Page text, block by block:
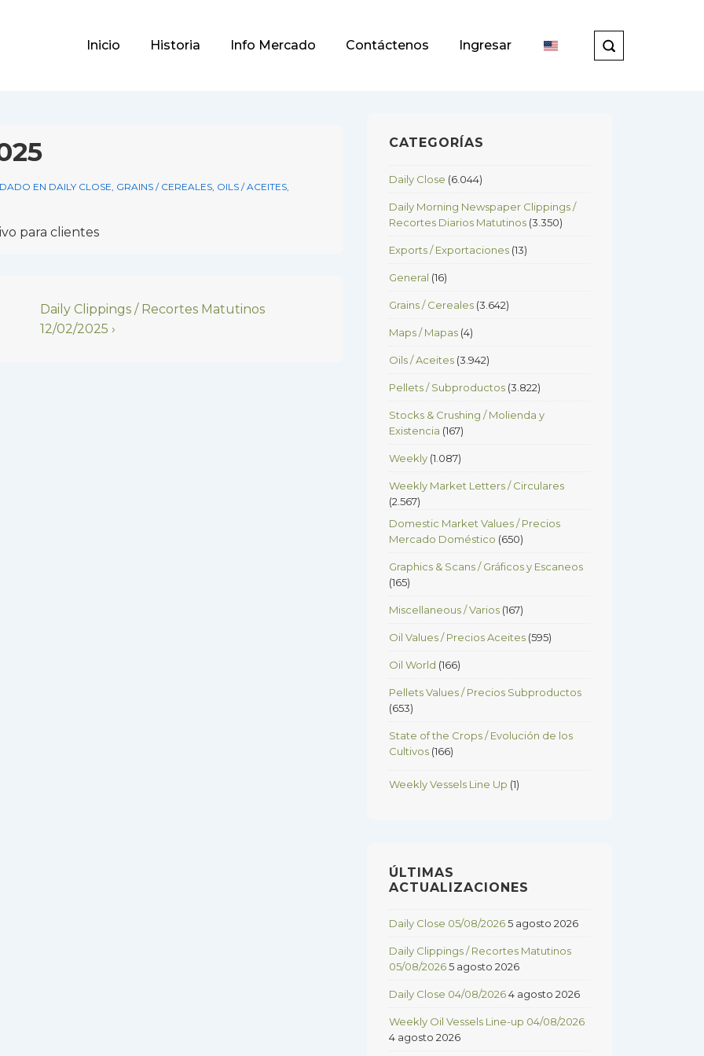
Main
Inicio Historia Info Mercado Contáctenos Ingresar
EN DAILY CLOSE, GRAINS / CEREALES, OILS / ACEITES,
para clientes
Next
Post
Daily Clippings / Recortes Matutinos
12/02/2025 ›
CATEGORÍAS
Daily Close (6.044)
Daily Morning Newspaper Clippings /
Recortes Diarios Matutinos (3.350)
Exports / Exportaciones (13)
General (16)
Grains / Cereales (3.642)
Maps / Mapas (4)
Oils / Aceites (3.942)
Pellets / Subproductos (3.822)
Stocks & Crushing / Molienda y
Existencia (167)
Weekly (1.087)
Weekly Market Letters / Circulares
(2.567)
Domestic Market Values / Precios
Mercado Doméstico (650)
Graphics & Scans / Gráficos y Escaneos
(165)
Miscellaneous / Varios (167)
Oil Values / Precios Aceites (595)
Oil World (166)
Pellets Values / Precios Subproductos
(653)
State of the Crops / Evolución de los
Cultivos (166)
Weekly Vessels Line Up (1)
ÚLTIMAS
ACTUALIZACIONES
Daily Close 05/08/20265 agosto 2026
Daily Clippings / Recortes Matutinos
05/08/20265 agosto 2026
Daily Close 04/08/20264 agosto 2026
Weekly Oil Vessels Line-up 04/08/2026
4 agosto 2026